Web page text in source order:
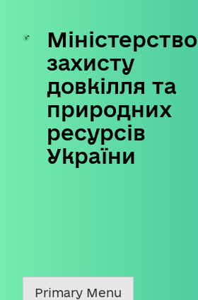
Skip
content
Міністерство
захисту
довкілля та
природних
ресурсів
України
Primary Menu